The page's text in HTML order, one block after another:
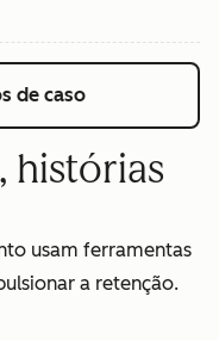
de caso
histórias
usam ferramentas
a retenção.